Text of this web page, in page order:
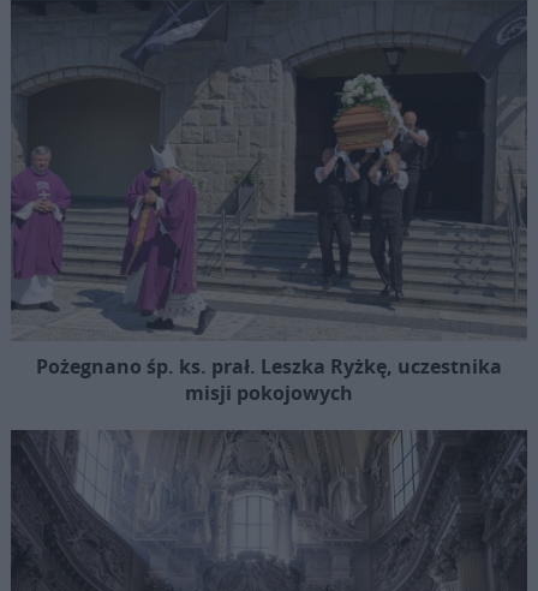
Pożegnano śp. ks. prał. Leszka Ryżkę, uczestnika
misji pokojowych